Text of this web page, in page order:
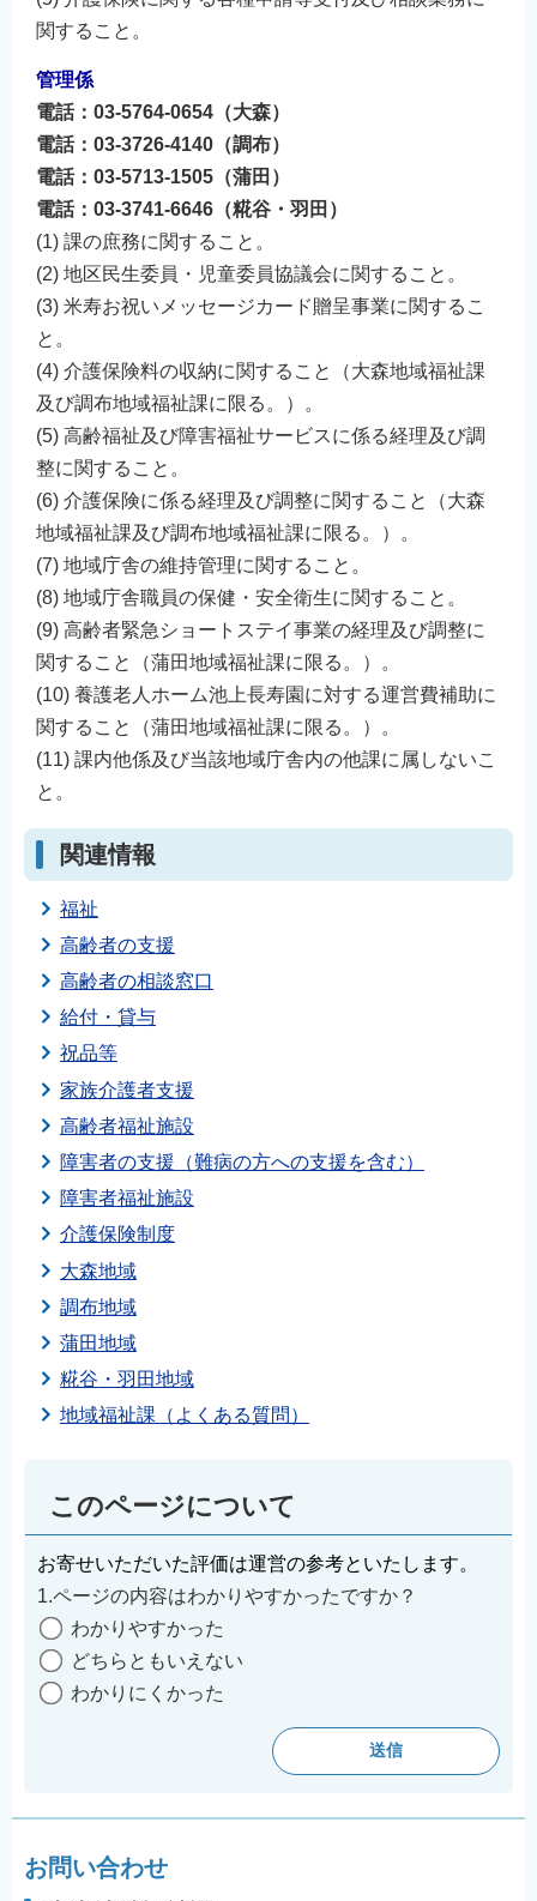
関すること。
管理係
電話：03-5764-0654（大森）
電話：03-3726-4140（調布）
電話：03-5713-1505（蒲田）
電話：03-3741-6646（糀谷・羽田）
(1) 課の庶務に関すること。
(2) 地区民生委員・児童委員協議会に関すること。
(3) 米寿お祝いメッセージカード贈呈事業に関するこ
と。
(4) 介護保険料の収納に関すること（大森地域福祉課
及び調布地域福祉課に限る。）。
(5) 高齢福祉及び障害福祉サービスに係る経理及び調
整に関すること。
(6) 介護保険に係る経理及び調整に関すること（大森
地域福祉課及び調布地域福祉課に限る。）。
(7) 地域庁舎の維持管理に関すること。
(8) 地域庁舎職員の保健・安全衛生に関すること。
(9) 高齢者緊急ショートステイ事業の経理及び調整に
関すること（蒲田地域福祉課に限る。）。
(10) 養護老人ホーム池上長寿園に対する運営費補助に
関すること（蒲田地域福祉課に限る。）。
(11) 課内他係及び当該地域庁舎内の他課に属しないこ
と。
関連情報
福祉
高齢者の支援
高齢者の相談窓口
給付・貸与
祝品等
家族介護者支援
高齢者福祉施設
障害者の支援（難病の方への支援を含む）
障害者福祉施設
介護保険制度
大森地域
調布地域
蒲田地域
糀谷・羽田地域
地域福祉課（よくある質問）
このページについて
お寄せいただいた評価は運営の参考といたします。
1.ページの内容はわかりやすかったですか？
わかりやすかった
どちらともいえない
わかりにくかった
お問い合わせ